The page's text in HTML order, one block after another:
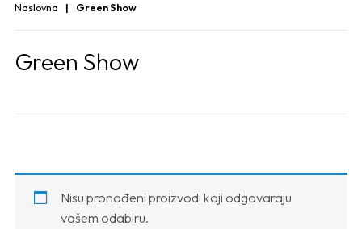
Naslovna Green Show
Green Show
Nisu pronađeni proizvodi koji odgovaraju
vašem odabiru.